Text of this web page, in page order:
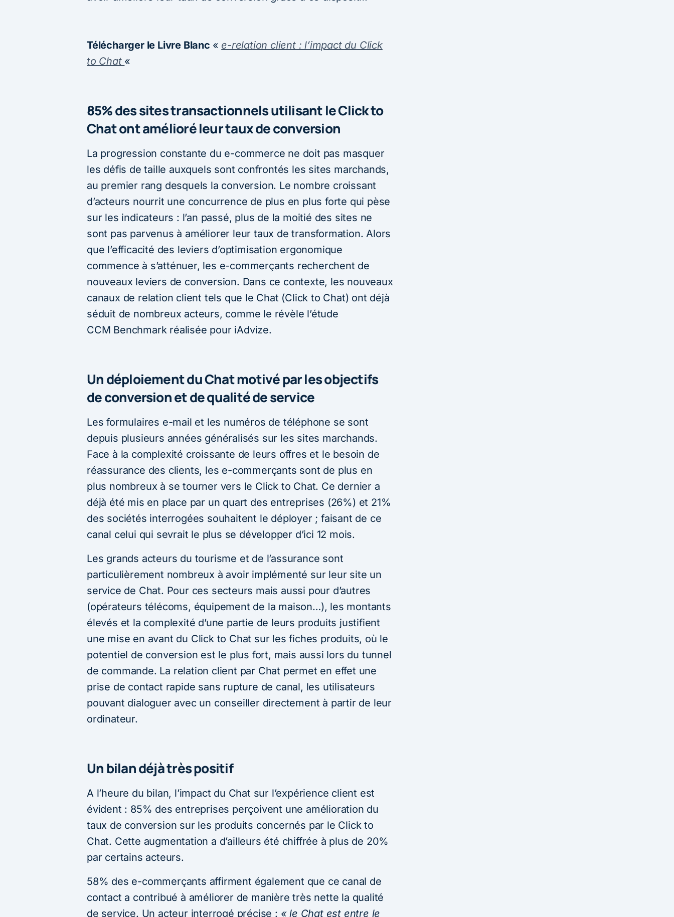
Télécharger le Livre Blanc « e-relation client : l’impact du Click
to Chat «
85% des sites transactionnels utilisant le Click to
Chat ont amélioré leur taux de conversion
La progression constante du e-commerce ne doit pas masquer
les défis de taille auxquels sont confrontés les sites marchands,
au premier rang desquels la conversion. Le nombre croissant
d’acteurs nourrit une concurrence de plus en plus forte qui pèse
sur les indicateurs : l’an passé, plus de la moitié des sites ne
sont pas parvenus à améliorer leur taux de transformation. Alors
que l’efficacité des leviers d’optimisation ergonomique
commence à s’atténuer, les e-commerçants recherchent de
nouveaux leviers de conversion. Dans ce contexte, les nouveaux
canaux de relation client tels que le Chat (Click to Chat) ont déjà
séduit de nombreux acteurs, comme le révèle l’étude
CCM Benchmark réalisée pour iAdvize.
Un déploiement du Chat motivé par les objectifs
de conversion et de qualité de service
Les formulaires e-mail et les numéros de téléphone se sont
depuis plusieurs années généralisés sur les sites marchands.
Face à la complexité croissante de leurs offres et le besoin de
réassurance des clients, les e-commerçants sont de plus en
plus nombreux à se tourner vers le Click to Chat. Ce dernier a
déjà été mis en place par un quart des entreprises (26%) et 21%
des sociétés interrogées souhaitent le déployer ; faisant de ce
canal celui qui sevrait le plus se développer d’ici 12 mois.
Les grands acteurs du tourisme et de l’assurance sont
particulièrement nombreux à avoir implémenté sur leur site un
service de Chat. Pour ces secteurs mais aussi pour d’autres
(opérateurs télécoms, équipement de la maison…), les montants
élevés et la complexité d’une partie de leurs produits justifient
une mise en avant du Click to Chat sur les fiches produits, où le
potentiel de conversion est le plus fort, mais aussi lors du tunnel
de commande. La relation client par Chat permet en effet une
prise de contact rapide sans rupture de canal, les utilisateurs
pouvant dialoguer avec un conseiller directement à partir de leur
ordinateur.
Un bilan déjà très positif
A l’heure du bilan, l’impact du Chat sur l’expérience client est
évident : 85% des entreprises perçoivent une amélioration du
taux de conversion sur les produits concernés par le Click to
Chat. Cette augmentation a d’ailleurs été chiffrée à plus de 20%
par certains acteurs.
58% des e-commerçants affirment également que ce canal de
contact a contribué à améliorer de manière très nette la qualité
de service. Un acteur interrogé précise : « le Chat est entre le